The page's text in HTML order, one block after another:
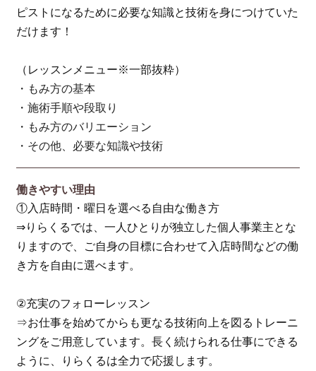
ピストになるために必要な知識と技術を身につけていた
だけます！
（レッスンメニュー※一部抜粋）
・もみ方の基本
・施術手順や段取り
・もみ方のバリエーション
・その他、必要な知識や技術
働きやすい理由
①入店時間・曜日を選べる自由な働き方
⇒りらくるでは、一人ひとりが独立した個人事業主とな
りますので、ご自身の目標に合わせて入店時間などの働
き方を自由に選べます。
②充実のフォローレッスン
⇒お仕事を始めてからも更なる技術向上を図るトレーニ
ングをご用意しています。長く続けられる仕事にできる
ように、りらくるは全力で応援します。